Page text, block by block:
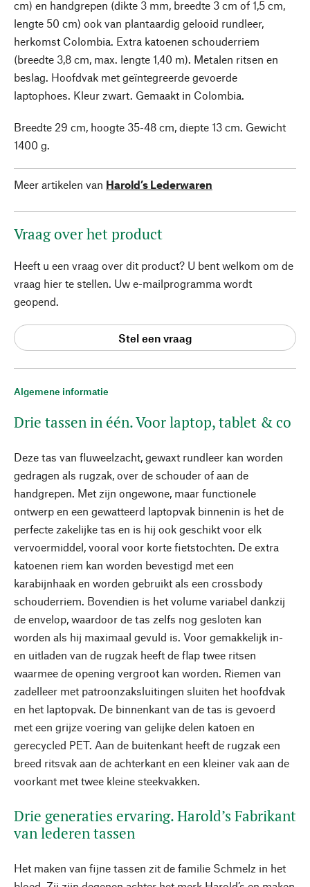
Algemene informatie
Drie tassen in één. Voor laptop, tablet & co
Deze tas van fluweelzacht, gewaxt rundleer kan worden
gedragen als rugzak, over de schouder of aan de
handgrepen. Met zijn ongewone, maar functionele
ontwerp en een gewatteerd laptopvak binnenin is het de
perfecte zakelijke tas en is hij ook geschikt voor elk
vervoermiddel, vooral voor korte fietstochten. De extra
katoenen riem kan worden bevestigd met een
karabijnhaak en worden gebruikt als een crossbody
schouderriem. Bovendien is het volume variabel dankzij
de envelop, waardoor de tas zelfs nog gesloten kan
worden als hij maximaal gevuld is. Voor gemakkelijk in-
en uitladen van de rugzak heeft de flap twee ritsen
waarmee de opening vergroot kan worden. Riemen van
zadelleer met patroonzaksluitingen sluiten het hoofdvak
en het laptopvak. De binnenkant van de tas is gevoerd
met een grijze voering van gelijke delen katoen en
gerecycled PET. Aan de buitenkant heeft de rugzak een
breed ritsvak aan de achterkant en een kleiner vak aan de
voorkant met twee kleine steekvakken.
Drie generaties ervaring. Harold’s Fabrikant
van lederen tassen
Het maken van fijne tassen zit de familie Schmelz in het
cm) en handgrepen (dikte 3 mm, breedte 3 cm of 1,5 cm,
lengte 50 cm) ook van plantaardig gelooid rundleer,
herkomst Colombia. Extra katoenen schouderriem
(breedte 3,8 cm, max. lengte 1,40 m). Metalen ritsen en
beslag. Hoofdvak met geïntegreerde gevoerde
laptophoes. Kleur zwart. Gemaakt in Colombia.
Breedte 29 cm, hoogte 35-48 cm, diepte 13 cm. Gewicht
1400 g.
Meer artikelen van Harold’s Lederwaren
Vraag over het product
Heeft u een vraag over dit product? U bent welkom om de
vraag hier te stellen. Uw e-mailprogramma wordt
geopend.
Stel een vraag